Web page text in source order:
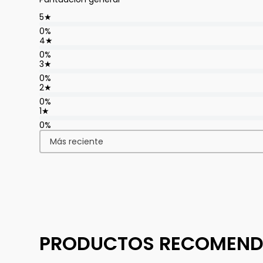
5★
0%
4★
0%
3★
0%
2★
0%
1★
0%
Más reciente
PRODUCTOS